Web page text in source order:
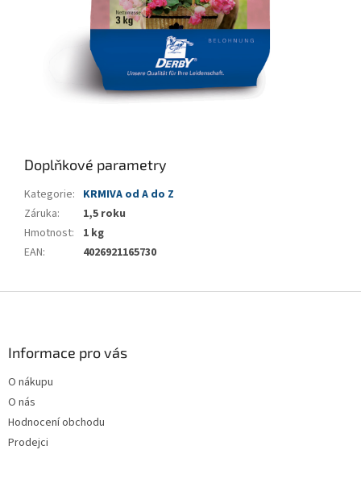
Doplňkové parametry
Kategorie: KRMIVA od A do Z
Záruka:
1,5 roku
Hmotnost:
1 kg
EAN: 4026921165730
Informace pro vás
O nákupu
O nás
Hodnocení obchodu
Prodejci